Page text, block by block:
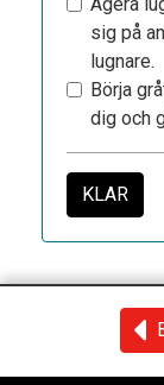
sig på
lugnare.
Börja
dig och
KLAR